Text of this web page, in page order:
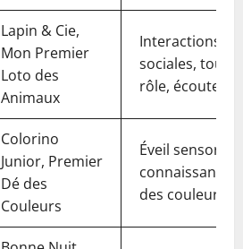
Lapin & Cie,
Mon Premier
Loto des
Animaux
Interactions
sociales, tour
rôle, écoute
Colorino
Junior, Premier
Dé des
Couleurs
Éveil sensoriel,
connaissance
des couleurs